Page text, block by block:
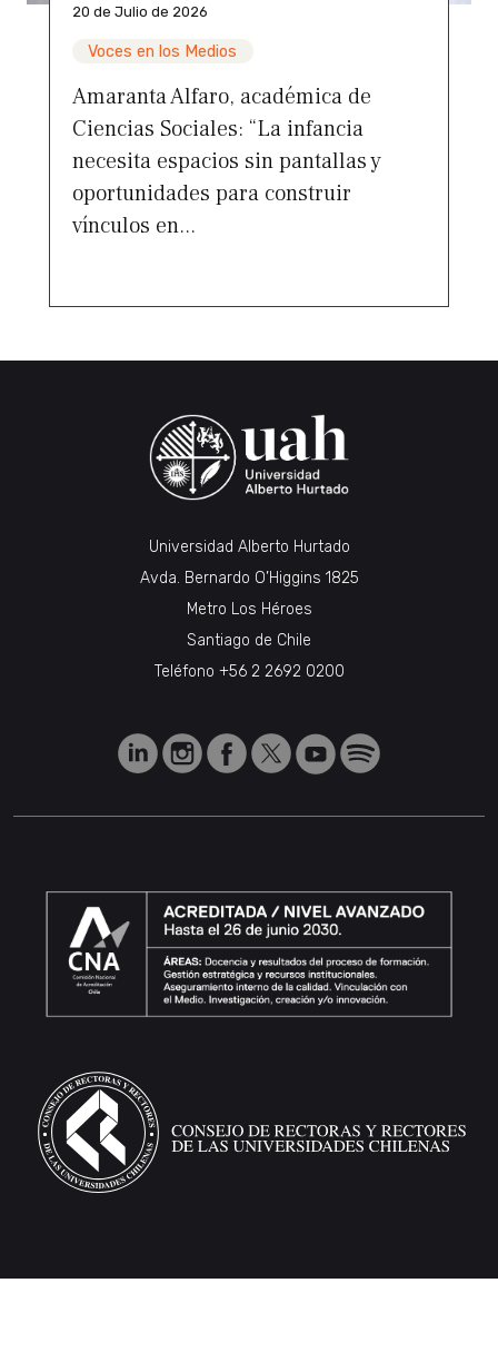
20 de Julio de 2026
Voces en los Medios
Amaranta Alfaro, académica de
Ciencias Sociales: “La infancia
necesita espacios sin pantallas y
oportunidades para construir
vínculos en...
Universidad Alberto Hurtado
Avda. Bernardo O’Higgins 1825
Metro Los Héroes
Santiago de Chile
Teléfono +56 2 2692 0200